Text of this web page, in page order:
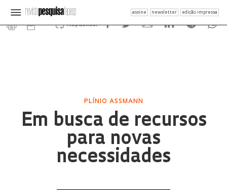
assine newsletter edição impressa
Republicar
PLÍNIO ASSMANN
Em busca de recursos
para novas
necessidades